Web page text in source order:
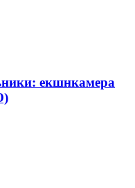
екшнкамера